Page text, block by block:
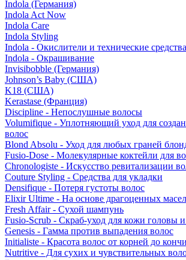
Indola (Германия)
Indola Act Now
Indola Care
Indola Styling
Indola - Окислители и технические средства
Indola - Окрашивание
Invisibobble (Германия)
Johnson’s Baby (США)
K18 (США)
Kerastase (Франция)
Discipline - Непослушные волосы
Volumifique - Уплотняющий уход для
волос
Blond Absolu - Уход для любых граней
Fusio-Dose - Молекулярные коктейли для
Chronologiste - Искусство ревитализации
Couture Styling - Средства для укладки
Densifique - Потеря густоты волос
Elixir Ultime - На основе драгоценных масел
Fresh Affair - Сухой шампунь
Fusio-Scrub - Скраб-уход для кожи головы
Genesis - Гамма против выпадения волос
Initialiste - Красота волос от корней до
Nutritive - Для сухих и чувствительных